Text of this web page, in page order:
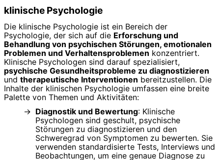
klinische Psychologie
Die klinische Psychologie ist ein Bereich der
Psychologie, der sich auf die Erforschung und
Behandlung von psychischen Störungen, emotionalen
Problemen und Verhaltensproblemen konzentriert.
Klinische Psychologen sind darauf spezialisiert,
psychische Gesundheitsprobleme zu diagnostizieren
und therapeutische Interventionen bereitzustellen. Die
Inhalte der klinischen Psychologie umfassen eine breite
Palette von Themen und Aktivitäten:
Diagnostik und Bewertung: Klinische
Psychologen sind geschult, psychische
Störungen zu diagnostizieren und den
Schweregrad von Symptomen zu bewerten. Sie
verwenden standardisierte Tests, Interviews und
Beobachtungen, um eine genaue Diagnose zu